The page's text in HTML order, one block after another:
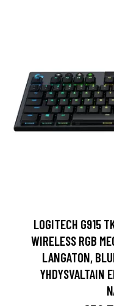
LOGITECH G915
WIRELESS RGB
LANGATON,
YHDYSVALTAIN